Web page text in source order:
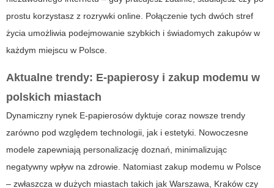
prostu korzystasz z rozrywki online. Połączenie tych dwóch stref
życia umożliwia podejmowanie szybkich i świadomych zakupów w
każdym miejscu w Polsce.
Aktualne trendy: E-papierosy i zakup modemu w
polskich miastach
Dynamiczny rynek E-papierosów dyktuje coraz nowsze trendy
zarówno pod względem technologii, jak i estetyki. Nowoczesne
modele zapewniają personalizację doznań, minimalizując
negatywny wpływ na zdrowie. Natomiast zakup modemu w Polsce
– zwłaszcza w dużych miastach takich jak Warszawa, Kraków czy